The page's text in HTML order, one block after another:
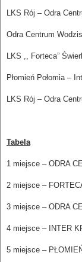
LKS Rój – Odra
Odra Centrum
LKS ,, Forteca”
Płomień Połomia –
LKS Rój – Odra
Tabela
1 miejsce – ODRA
2 miejsce –
3 miejsce – ODRA
4 miejsce – INTER
5 miejsce –